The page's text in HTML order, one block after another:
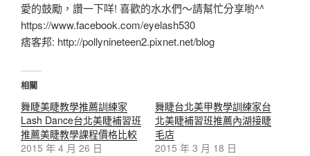
愛的鼓勵，讚一下咩! 喜歡的水水們～請幫忙分享喲^^
https://www.facebook.com/eyelash530
痞客邦: http://pollynineteen2.pixnet.net/blog
相關
舞睫美睫教學推薦訓練家
Lash Dance台北美睫補習班
推薦美睫教學課程價格比較
2015 年 4 月 26 日
舞睫台北美甲教學訓練家台
北美睫補習班推薦內湖接睫
毛店
2015 年 3 月 18 日